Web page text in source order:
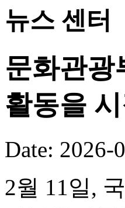
뉴스 센터
문화관광
활동을
Date: 2026-
2월 11일,